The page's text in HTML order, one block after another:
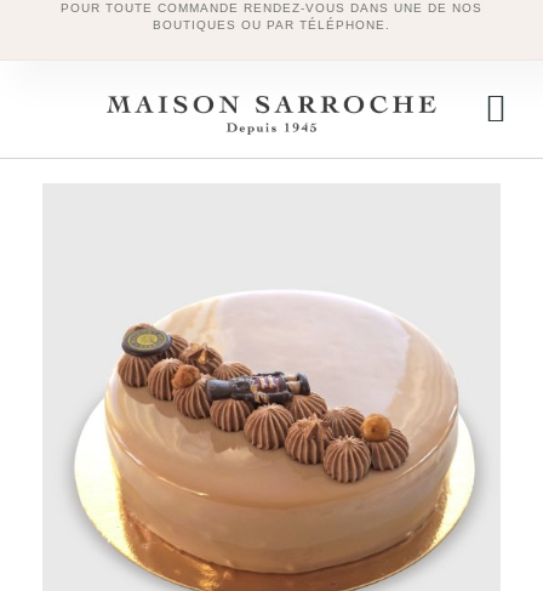
POUR TOUTE COMMANDE RENDEZ-VOUS DANS UNE DE NOS
BOUTIQUES OU PAR TÉLÉPHONE.